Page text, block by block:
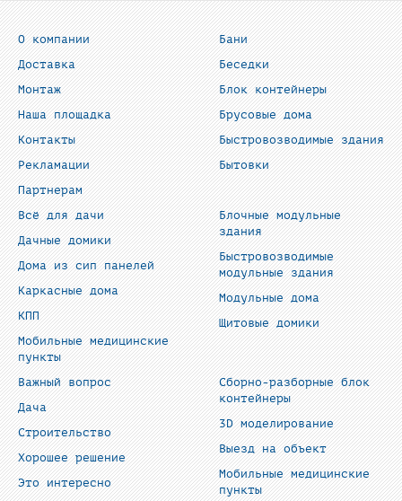
О компании
Доставка
Монтаж
Наша площадка
Контакты
Рекламации
Партнерам
Бани
Беседки
Блок контейнеры
Брусовые дома
Быстровозводимые здания
Бытовки
Всё для дачи
Дачные домики
Дома из сип панелей
Каркасные дома
КПП
Мобильные медицинские
пункты
Блочные модульные
здания
Быстровозводимые
модульные здания
Модульные дома
Щитовые домики
Важный вопрос
Дача
Строительство
Хорошее решение
Это интересно
Сборно-разборные блок
контейнеры
3D моделирование
Выезд на объект
Мобильные медицинские
пункты